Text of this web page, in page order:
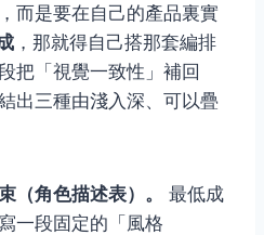
而是要在自己的產品裏實
，那就得自己搭那套編排
把「視覺一致性」補回
出三種由淺入深、可以疊
（角色描述表）。
最低成
一段固定的「風格